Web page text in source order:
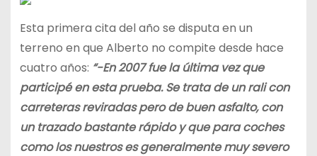
Esta primera cita del año se disputa en un
terreno en que Alberto no compite desde hace
cuatro años: “-En 2007 fue la última vez que
participé en esta prueba. Se trata de un rali con
carreteras reviradas pero de buen asfalto, con
un trazado bastante rápido y que para coches
como los nuestros es generalmente muy severo